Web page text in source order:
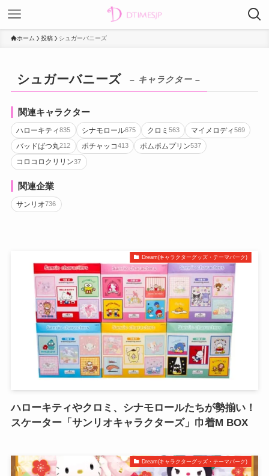
ホーム 投稿 シュガーバニーズ
シュガーバニーズ – キャラクター –
関連キャラクター
ハローキティ835 シナモロール675 クロミ 563 マイメロディ569
バッドばつ丸212 ポチャッコ413 ポムポムプリン537
コロコロクリリン37
関連企業
サンリオ736
Dream(キャラクターグッズ・テーマパーク)
ハローキティやクロミ、シナモロールたちが勢揃い！
スケーター「サンリオキャラクターズ」巾着M BOX
Dream(キャラクターグッズ・テーマパーク)